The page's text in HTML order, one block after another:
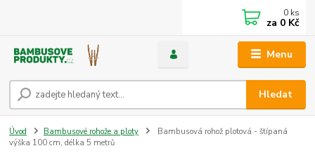
Menu
Hledat
0 ks
za 0 Kč
Úvod Bambusové rohože a ploty
Bambusová rohož plotová - štípaná
výška 100 cm, délka 5 metrů